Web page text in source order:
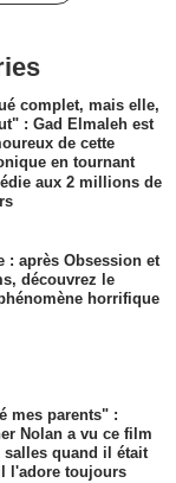
complet, mais elle,
: Gad Elmaleh est
de cette
en tournant
aux 2 millions de
: après Obsession et
découvrez le
horrifique
mes parents" :
Nolan a vu ce film
salles quand il était
l'adore toujours